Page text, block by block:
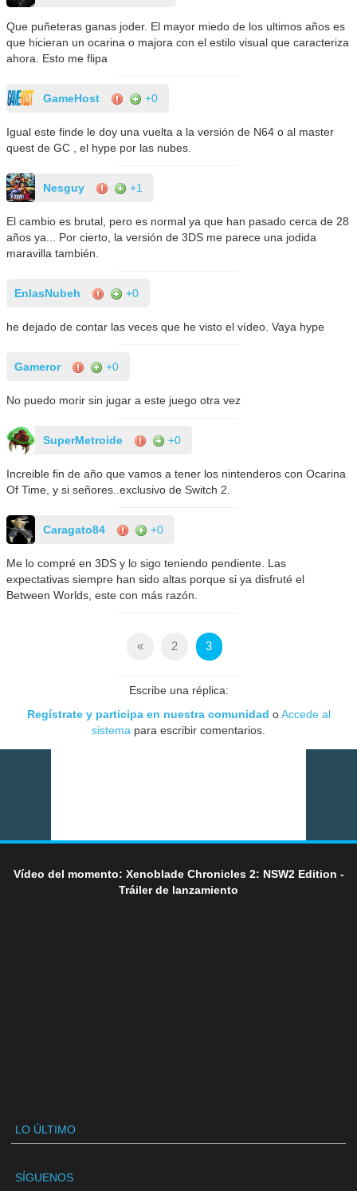
Que puñeteras ganas joder. El mayor miedo de los ultimos años es
que hicieran un ocarina o majora con el estilo visual que caracteriza
ahora. Esto me flipa
GameHost +0
Igual este finde le doy una vuelta a la versión de N64 o al master
quest de GC , el hype por las nubes.
Nesguy +1
El cambio es brutal, pero es normal ya que han pasado cerca de 28
años ya... Por cierto, la versión de 3DS me parece una jodida
maravilla también.
EnlasNubeh +0
he dejado de contar las veces que he visto el vídeo. Vaya hype
Gameror +0
No puedo morir sin jugar a este juego otra vez
SuperMetroide +0
Increible fin de año que vamos a tener los nintenderos con Ocarina
Of Time, y si señores..exclusivo de Switch 2.
Caragato84 +0
Me lo compré en 3DS y lo sigo teniendo pendiente. Las
expectativas siempre han sido altas porque si ya disfruté el
Between Worlds, este con más razón.
« 2 3
Escribe una réplica:
Regístrate y participa en nuestra comunidad oAccede al
sistema para escribir comentarios.
Vídeo del momento: Xenoblade Chronicles 2: NSW2 Edition -
Tráiler de lanzamiento
LO ÚLTIMO
SÍGUENOS